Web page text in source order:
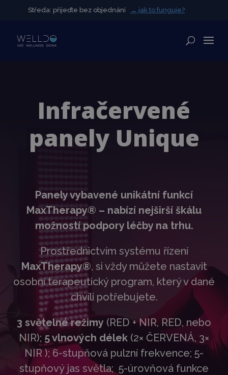
Infračervené
panely Unique
Panely vybavené unikátní funkcí
MaxTherapy® – nabízí nejširší škálu
možností podpory léčby na trhu.
Prostřednictvím systému řízení
MaxTherapy®, si vždy můžete nastavit
osobní terapeutický program, který v dané
chvíli potřebujete.
3 světelné režimy (RED + NIR, RED, nebo
NIR); 5 vlnových délek (2× ČERVENÁ, 3×
NIR ); 6-stupňová pulzní frekvence; 5-
stupňový jas světla; 5-úrovňová funkce
Středa: přijeďte bez objednání → jak to funguje?
Středa: přijeďte bez objednání → jak to funguje?